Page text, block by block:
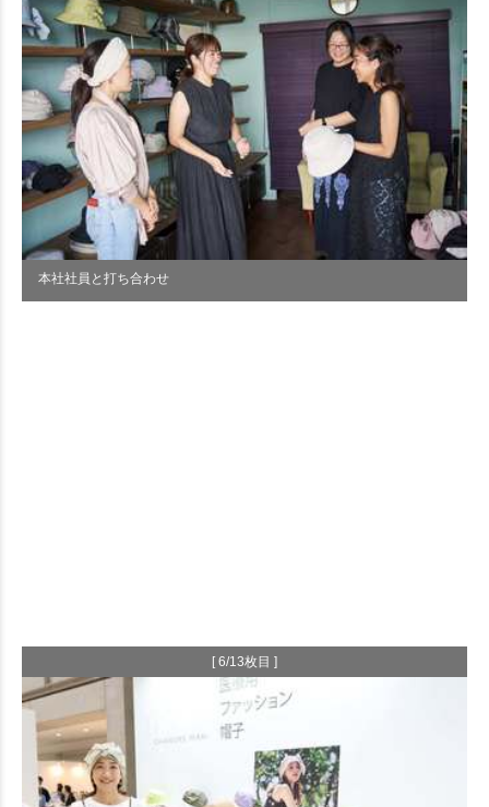
本社社員と打ち合わせ
[ 6/13枚目 ]